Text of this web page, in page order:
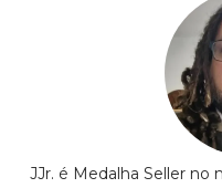
JJr. é Medalha Seller